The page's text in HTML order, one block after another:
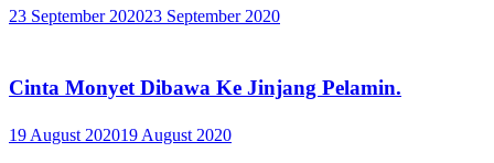
23 September 202023 September 2020
Cinta Monyet Dibawa Ke Jinjang Pelamin.
19 August 202019 August 2020